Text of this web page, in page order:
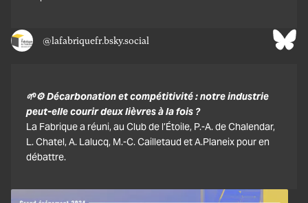
@lafabriquefr.bsky.social
🌱⚙️ Décarbonation et compétitivité : notre industrie
peut-elle courir deux lièvres à la fois ?
La Fabrique a réuni, au Club de l’Étoile, P.-A. de Chalendar,
L. Chatel, A. Lalucq, M.-C. Cailletaud et A.Planeix pour en
débattre.